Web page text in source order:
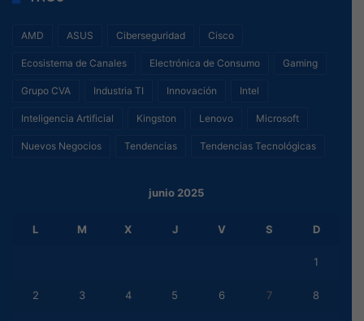
AMD ASUS Ciberseguridad Cisco
Ecosistema de Canales Electrónica de Consumo Gaming
Grupo CVA Industria TI Innovación Intel
Inteligencia Artificial Kingston Lenovo Microsoft
Nuevos Negocios Tendencias Tendencias Tecnológicas
junio 2025
L M X J V S D
1
2 3 4 5 6 7 8